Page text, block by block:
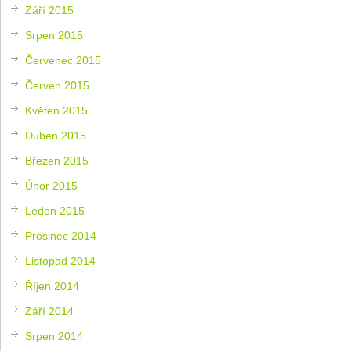
Září 2015
Srpen 2015
Červenec 2015
Červen 2015
Květen 2015
Duben 2015
Březen 2015
Únor 2015
Leden 2015
Prosinec 2014
Listopad 2014
Říjen 2014
Září 2014
Srpen 2014